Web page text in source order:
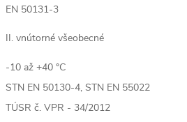
EN 50131-3
II. vnútorné všeobecné
-10 až +40 °C
STN EN 50130-4, STN EN 55022
TÚSR č. VPR - 34/2012